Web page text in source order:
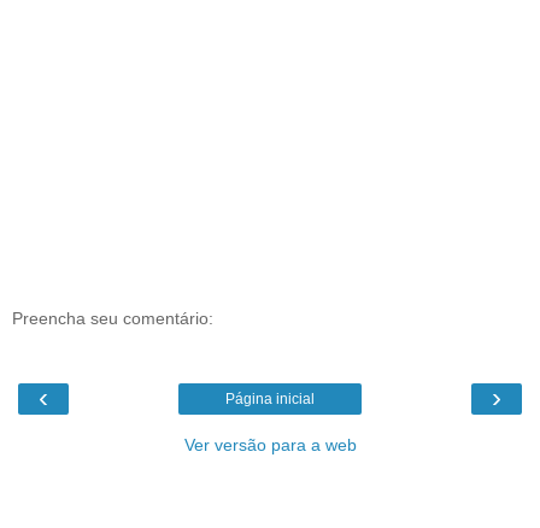
Preencha seu comentário:
‹ ›
Página inicial
Ver versão para a web